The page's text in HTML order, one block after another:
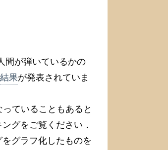
間が弾いているかの
結果が発表されていま
ていることもあると
グをご覧ください．
グラフ化したものを